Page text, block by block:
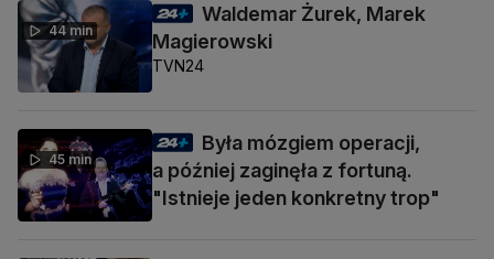
44 min
Waldemar Żurek, Marek
Magierowski
TVN24
45 min
Była mózgiem operacji,
a później zaginęła z fortuną.
"Istnieje jeden konkretny trop"